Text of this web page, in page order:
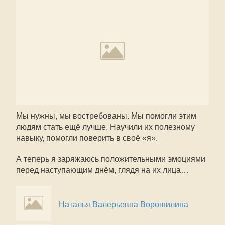
Мы нужны, мы востребованы. Мы помогли этим
людям стать ещё лучше. Научили их полезному
навыку, помогли поверить в своё «я».
А теперь я заряжаюсь положительными эмоциями
перед наступающим днём, глядя на их лица…
Наталья Валерьевна Ворошилина